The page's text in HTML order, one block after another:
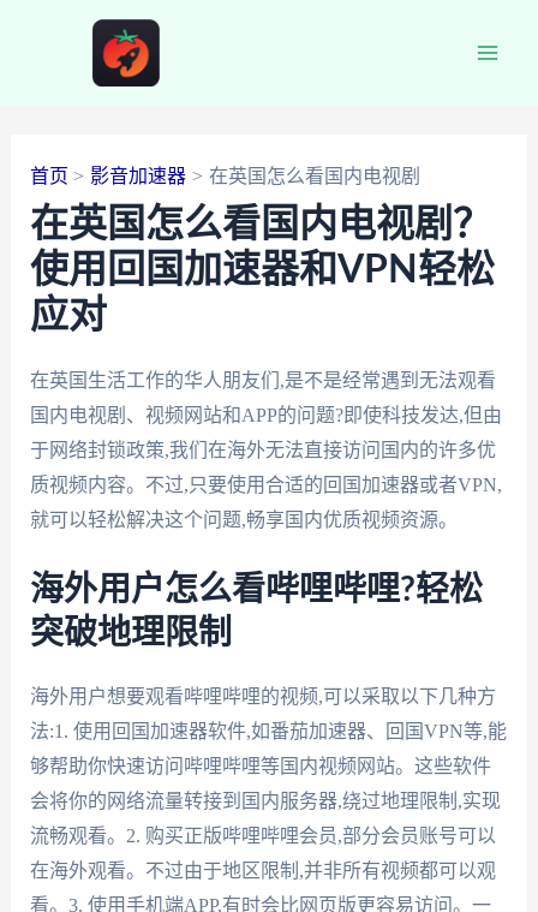
首页 影音加速器 在英国怎么看国内电视剧
在英国怎么看国内电视剧？
使用回国加速器和VPN轻松
应对
在英国生活工作的华人朋友们,是不是经常遇到无法观看
国内电视剧、视频网站和APP的问题?即使科技发达,但由
于网络封锁政策,我们在海外无法直接访问国内的许多优
质视频内容。不过,只要使用合适的回国加速器或者VPN,
就可以轻松解决这个问题,畅享国内优质视频资源。
海外用户怎么看哔哩哔哩?轻松
突破地理限制
海外用户想要观看哔哩哔哩的视频,可以采取以下几种方
法:1. 使用回国加速器软件,如番茄加速器、回国VPN等,能
够帮助你快速访问哔哩哔哩等国内视频网站。这些软件
会将你的网络流量转接到国内服务器,绕过地理限制,实现
流畅观看。2. 购买正版哔哩哔哩会员,部分会员账号可以
在海外观看。不过由于地区限制,并非所有视频都可以观
看。3. 使用手机端APP,有时会比网页版更容易访问。一